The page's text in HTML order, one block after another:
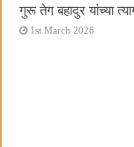
गुरू तेग बहादुर यांच्या
1st March 2026